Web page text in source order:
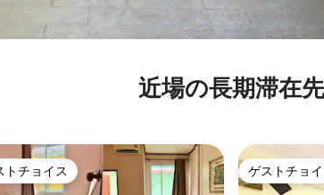
近場の長期滞在先
トチョイス
トチョイス ゲストチョ
ゲストチョ